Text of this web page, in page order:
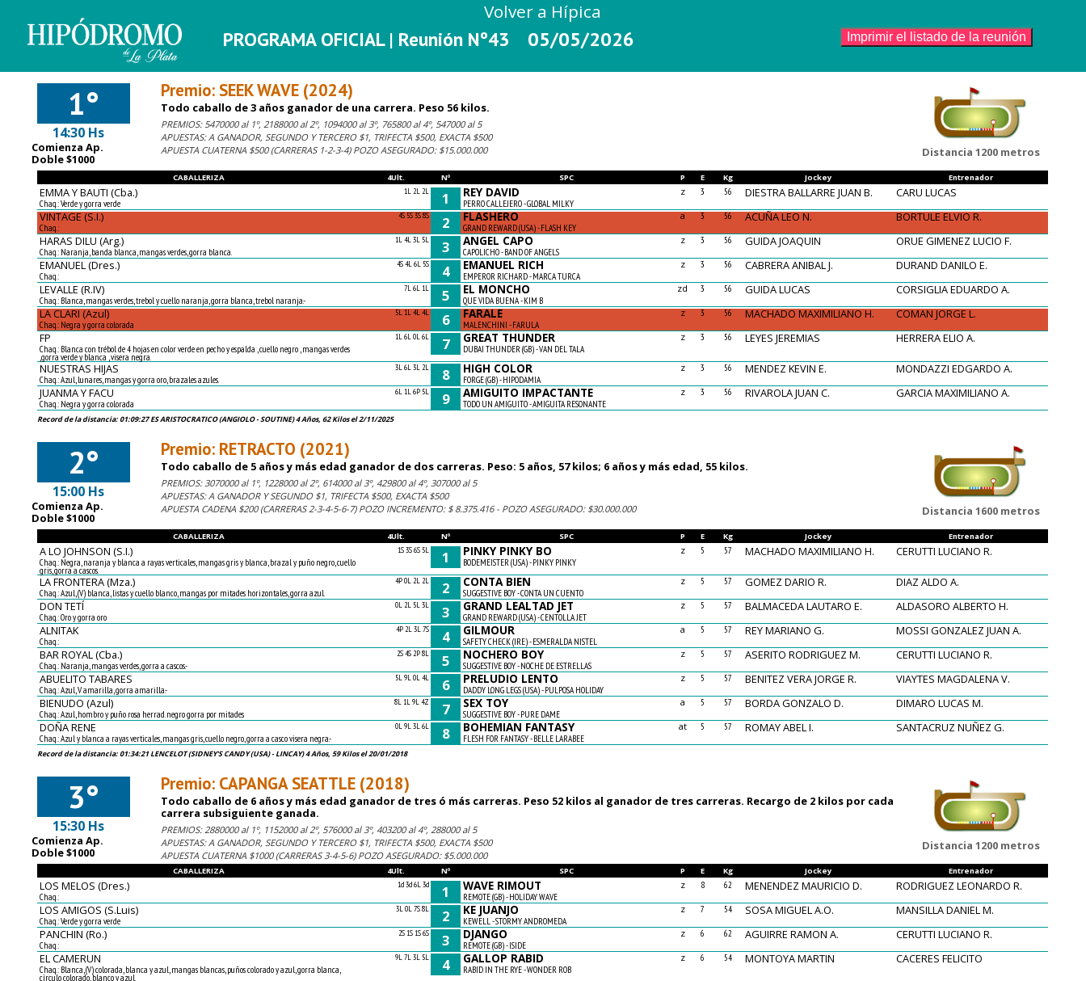
Volver a Hípica
PROGRAMA OFICIAL | Reunión Nº43 05/05/2026
1°
14:30 Hs
Comienza Ap.
Doble $1000
Premio: SEEK WAVE (2024)
Todo caballo de 3 años ganador de una carrera. Peso 56 kilos.
PREMIOS: 5470000 al 1º, 2188000 al 2º, 1094000 al 3º, 765800 al 4º, 547000 al 5
APUESTAS: A GANADOR, SEGUNDO Y TERCERO $1, TRIFECTA $500, EXACTA $500
APUESTA CUATERNA $500 (CARRERAS 1-2-3-4) POZO ASEGURADO: $15.000.000
Distancia 1200 metros
CABALLERIZA 4Ult. Nº SPC P E Kg Jockey Entrenador
EMMA Y BAUTI (Cba.)
Chaq.: Verde y gorra verde
1L 2L 2L 1 REY DAVID
PERRO CALLEJERO - GLOBAL MILKY
z 3 56 DIESTRA BALLARRE JUAN B.
CARU LUCAS
VINTAGE (S.I.)
Chaq.:
4S 5S 3S 8S 2 FLASHERO
GRAND REWARD (USA) - FLASH KEY
a 3 56 ACUÑA LEO N.
BORTULE ELVIO R.
HARAS DILU (Arg.)
Chaq.: Naranja, banda blanca, mangas verdes, gorra blanca.
1L 4L 3L 5L 3 ANGEL CAPO
CAPOLICHO - BAND OF ANGELS
z 3 56 GUIDA JOAQUIN
ORUE GIMENEZ LUCIO F.
EMANUEL (Dres.)
Chaq.:
4S 4L 6L 5S 4 EMANUEL RICH
EMPEROR RICHARD - MARCA TURCA
z 3 56 CABRERA ANIBAL J.
DURAND DANILO E.
LEVALLE (R.IV)
Chaq.: Blanca, mangas verdes, trebol y cuello naranja, gorra blanca, trebol naranja.-
7L 6L 1L 5 EL MONCHO
QUE VIDA BUENA - KIM B
zd 3 56 GUIDA LUCAS
CORSIGLIA EDUARDO A.
LA CLARI (Azul)
Chaq.: Negra y gorra colorada
5L 1L 4L 4L 6 FARALE
MALENCHINI - FARULA
z 3 56 MACHADO MAXIMILIANO H.
COMAN JORGE L.
FP
Chaq.: Blanca con trébol de 4 hojas en color verde en pecho y espalda , cuello negro , mangas verdes
,gorra verde y blanca , visera negra.
1L 6L 0L 6L 7 GREAT THUNDER
DUBAI THUNDER (GB) - VAN DEL TALA
z 3 56 LEYES JEREMIAS HERRERA ELIO A.
NUESTRAS HIJAS
Chaq.: Azul, lunares, mangas y gorra oro, brazales azules.
3L 6L 3L 2L 8 HIGH COLOR
FORGE (GB) - HIPODAMIA
z 3 56 MENDEZ KEVIN E.
MONDAZZI EDGARDO A.
JUANMA Y FACU
Chaq.: Negra y gorra colorada
6L 1L 6P 5L 9 AMIGUITO IMPACTANTE
TODO UN AMIGUITO - AMIGUITA RESONANTE
z 3 56 RIVAROLA JUAN C. GARCIA MAXIMILIANO A.
Record de la distancia: 01:09:27 ES ARISTOCRATICO (ANGIOLO - SOUTINE) 4 Años, 62 Kilos el 2/11/2025
2°
15:00 Hs
Comienza Ap.
Doble $1000
Premio: RETRACTO (2021)
Todo caballo de 5 años y más edad ganador de dos carreras. Peso: 5 años, 57 kilos; 6 años y más edad, 55 kilos.
PREMIOS: 3070000 al 1º, 1228000 al 2º, 614000 al 3º, 429800 al 4º, 307000 al 5
APUESTAS: A GANADOR Y SEGUNDO $1, TRIFECTA $500, EXACTA $500
APUESTA CADENA $200 (CARRERAS 2-3-4-5-6-7) POZO INCREMENTO: $ 8.375.416 - POZO ASEGURADO: $30.000.000
Distancia 1600 metros
CABALLERIZA 4Ult. Nº SPC P E Kg Jockey Entrenador
A LO JOHNSON (S.I.)
Chaq.: Negra, naranja y blanca a rayas verticales, mangas gris y blanca, brazal y puño negro, cuello
gris, gorra a cascos.
1S 3S 6S 5L 1 PINKY PINKY BO
BODEMEISTER (USA) - PINKY PINKY
z 5 57 MACHADO MAXIMILIANO H. CERUTTI LUCIANO R.
LA FRONTERA (Mza.)
Chaq.: Azul, (V) blanca, listas y cuello blanco, mangas por mitades horizontales, gorra azul.
4P 0L 2L 2L 2 CONTA BIEN
SUGGESTIVE BOY - CONTA UN CUENTO
z 5 57 GOMEZ DARIO R.
DIAZ ALDO A.
DON TETÍ
Chaq.: Oro y gorra oro
0L 2L 5L 3L 3 GRAND LEALTAD JET
GRAND REWARD (USA) - CENTOLLA JET
z 5 57 BALMACEDA LAUTARO E.
ALDASORO ALBERTO H.
ALNITAK
Chaq.:
4P 2L 3L 7S 4 GILMOUR
SAFETY CHECK (IRE) - ESMERALDA NISTEL
a 5 57 REY MARIANO G.
MOSSI GONZALEZ JUAN A.
BAR ROYAL (Cba.)
Chaq.: Naranja, mangas verdes, gorra a cascos.-
2S 4S 2P 8L 5 NOCHERO BOY
SUGGESTIVE BOY - NOCHE DE ESTRELLAS
z 5 57 ASERITO RODRIGUEZ M.
CERUTTI LUCIANO R.
ABUELITO TABARES
Chaq.: Azul, V amarilla, gorra amarilla.-
5L 9L 0L 4L 6 PRELUDIO LENTO
DADDY LONG LEGS (USA) - PULPOSA HOLIDAY
z 5 57 BENITEZ VERA JORGE R.
VIAYTES MAGDALENA V.
BIENUDO (Azul)
Chaq.: Azul, hombro y puño rosa herrad. negro gorra por mitades
8L 1L 9L 4Z 7 SEX TOY
SUGGESTIVE BOY - PURE DAME
a 5 57 BORDA GONZALO D.
DIMARO LUCAS M.
DOÑA RENE
Chaq.: Azul y blanca a rayas verticales, mangas gris, cuello negro, gorra a casco visera negra.-
0L 9L 3L 6L 8 BOHEMIAN FANTASY
FLESH FOR FANTASY - BELLE LARABEE
at 5 57 ROMAY ABEL I. SANTACRUZ NUÑEZ G.
Record de la distancia: 01:34:21 LENCELOT (SIDNEY'S CANDY (USA) - LINCAY) 4 Años, 59 Kilos el 20/01/2018
3°
15:30 Hs
Comienza Ap.
Doble $1000
Premio: CAPANGA SEATTLE (2018)
Todo caballo de 6 años y más edad ganador de tres ó más carreras. Peso 52 kilos al ganador de tres carreras. Recargo de 2 kilos por cada
carrera subsiguiente ganada.
PREMIOS: 2880000 al 1º, 1152000 al 2º, 576000 al 3º, 403200 al 4º, 288000 al 5
APUESTAS: A GANADOR, SEGUNDO Y TERCERO $1, TRIFECTA $500, EXACTA $500
APUESTA CUATERNA $1000 (CARRERAS 3-4-5-6) POZO ASEGURADO: $5.000.000
Distancia 1200 metros
CABALLERIZA 4Ult. Nº SPC P E Kg Jockey Entrenador
LOS MELOS (Dres.)
Chaq.:
1d 3d 6L 3d 1 WAVE RIMOUT
REMOTE (GB) - HOLIDAY WAVE
z 8 62 MENENDEZ MAURICIO D.
RODRIGUEZ LEONARDO R.
LOS AMIGOS (S.Luis)
Chaq.: Verde y gorra verde
3L 0L 7S 8L 2 KE JUANJO
KEWELL - STORMY ANDROMEDA
z 7 54 SOSA MIGUEL A.O.
MANSILLA DANIEL M.
PANCHIN (Ro.)
Chaq.:
2S 1S 1S 6S 3 DJANGO
REMOTE (GB) - ISIDE
z 6 62 AGUIRRE RAMON A.
CERUTTI LUCIANO R.
EL CAMERUN
Chaq.: Blanca, (V) colorada, blanca y azul, mangas blancas, puños colorado y azul, gorra blanca,
círculo colorado, blanco y azul.
9L 7L 3L 5L 4 GALLOP RABID
RABID IN THE RYE - WONDER ROB
z 6 54 MONTOYA MARTIN CACERES FELICITO